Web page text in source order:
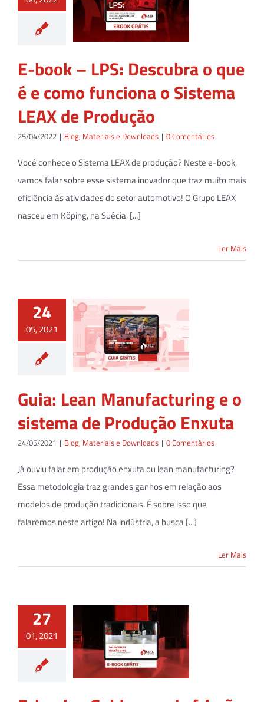
E-book – LPS: Descubra o que
é e como funciona o Sistema
LEAX de Produção
25/04/2022 | Blog, Materiais e Downloads | 0 Comentários
Você conhece o Sistema LEAX de produção? Neste e-book,
vamos falar sobre esse sistema inovador que traz muito mais
eficiência às atividades do setor automotivo! O Grupo LEAX
nasceu em Köping, na Suécia. [...]
Ler Mais
24
05, 2021
Guia: Lean Manufacturing e o
sistema de Produção Enxuta
24/05/2021 | Blog, Materiais e Downloads | 0 Comentários
Já ouviu falar em produção enxuta ou lean manufacturing?
Essa metodologia traz grandes ganhos em relação aos
modelos de produção tradicionais. É sobre isso que
falaremos neste artigo! Na indústria, a busca [...]
Ler Mais
27
01, 2021